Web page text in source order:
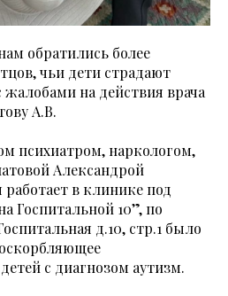
обратились более
чьи дети страдают
жалобами на действия врача
А.В.
психиатром, наркологом,
Александрой
в клинике под
Госпитальной 10”, по
д.10, стр.1 было
с диагнозом аутизм.